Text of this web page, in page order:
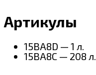
Артикулы
15BA8D — 1 л.
15BA8С — 208 л.